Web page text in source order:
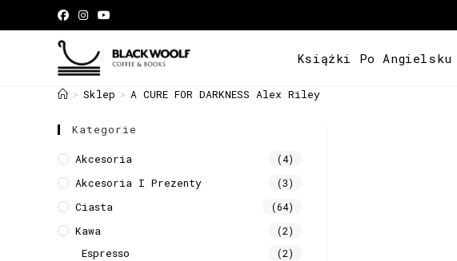
Książki Po Angielsku
> Sklep > A CURE FOR DARKNESS Alex Riley
Kategorie
Akcesoria (4)
Akcesoria I Prezenty (3)
Ciasta (64)
Kawa (2)
Espresso (2)